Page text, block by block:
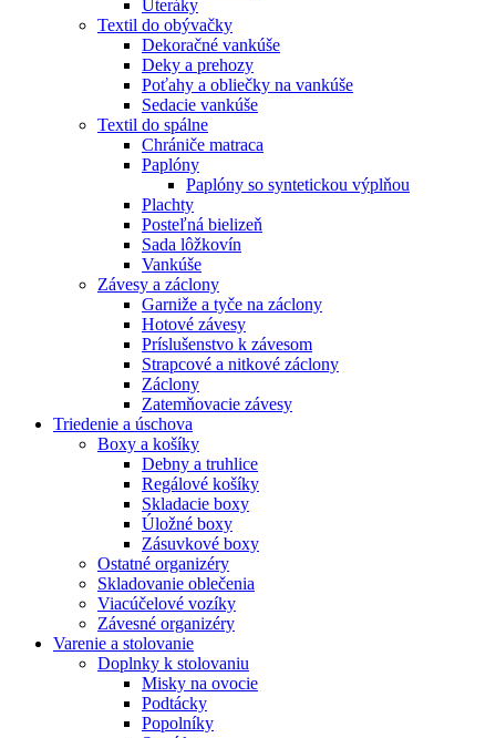
Uteráky
Textil do obývačky
Dekoračné vankúše
Deky a prehozy
Poťahy a obliečky na vankúše
Sedacie vankúše
Textil do spálne
Chrániče matraca
Paplóny
Paplóny so syntetickou výplňou
Plachty
Posteľná bielizeň
Sada lôžkovín
Vankúše
Závesy a záclony
Garniže a tyče na záclony
Hotové závesy
Príslušenstvo k závesom
Strapcové a nitkové záclony
Záclony
Zatemňovacie závesy
Triedenie a úschova
Boxy a košíky
Debny a truhlice
Regálové košíky
Skladacie boxy
Úložné boxy
Zásuvkové boxy
Ostatné organizéry
Skladovanie oblečenia
Viacúčelové vozíky
Závesné organizéry
Varenie a stolovanie
Doplnky k stolovaniu
Misky na ovocie
Podtácky
Popolníky